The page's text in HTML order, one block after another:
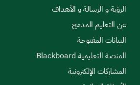
الرؤية و الرسالة و الأهداف
عن التعليم المدمج
البيانات المفتوحة
المنصة التعليمية Blackboard
المشاركات الإلكترونية